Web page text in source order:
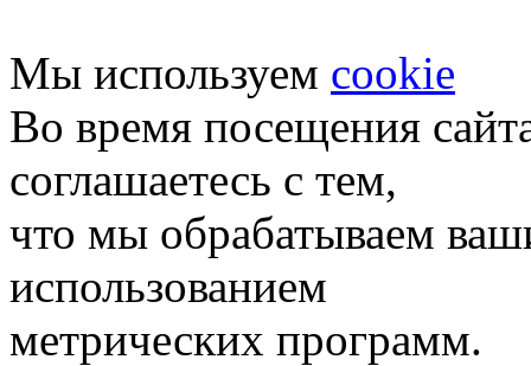
Мы используем cookie
Во время посещения
соглашаетесь с тем,
что мы обрабатываем
использованием
метрических программ.